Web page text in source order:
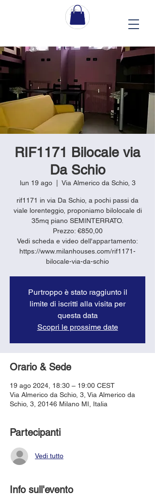
RIF1171 Bilocale via
Da Schio
lun 19 ago
  |
Via Almerico da Schio, 3
rif1171 in via Da Schio, a pochi passi da
viale lorenteggio, proponiamo bilolocale di
35mq piano SEMINTERRATO.
Prezzo: €850,00
Vedi scheda e video dell'appartamento:
https://www.milanhouses.com/rif1171-
bilocale-via-da-schio
Purtroppo è stato raggiunto il
limite di iscritti alla visita per
questa data
Scopri le prossime date
Orario & Sede
19 ago 2024, 18:30 – 19:00 CEST
Via Almerico da Schio, 3, Via Almerico da
Schio, 3, 20146 Milano MI, Italia
Partecipanti
Vedi tutto
Info sull'evento